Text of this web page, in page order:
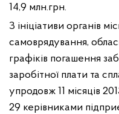
14,9 млн.грн.
З ініціативи органів
самоврядування,
графіків погашення
заробітної плати та
упродовж 11 місяців
29 керівниками